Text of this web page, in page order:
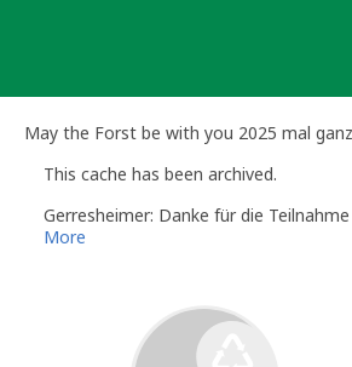
May the Forst be with you 2025 mal
This cache has been archived.
Gerresheimer: Danke für die
More